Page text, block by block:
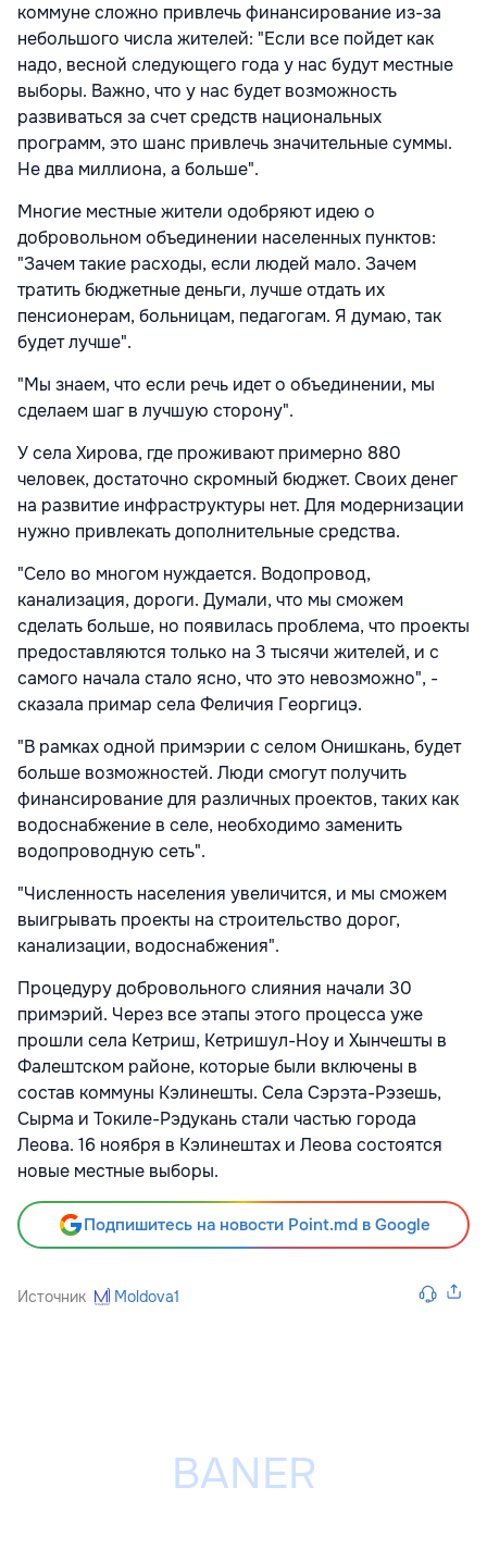
коммуне сложно привлечь финансирование из-за
небольшого числа жителей: "Если все пойдет как
надо, весной следующего года у нас будут местные
выборы. Важно, что у нас будет возможность
развиваться за счет средств национальных
программ, это шанс привлечь значительные суммы.
Не два миллиона, а больше".
Многие местные жители одобряют идею о
добровольном объединении населенных пунктов:
"Зачем такие расходы, если людей мало. Зачем
тратить бюджетные деньги, лучше отдать их
пенсионерам, больницам, педагогам. Я думаю, так
будет лучше".
"Мы знаем, что если речь идет о объединении, мы
сделаем шаг в лучшую сторону".
У села Хирова, где проживают примерно 880
человек, достаточно скромный бюджет. Своих денег
на развитие инфраструктуры нет. Для модернизации
нужно привлекать дополнительные средства.
"Село во многом нуждается. Водопровод,
канализация, дороги. Думали, что мы сможем
сделать больше, но появилась проблема, что проекты
предоставляются только на 3 тысячи жителей, и с
самого начала стало ясно, что это невозможно", -
сказала примар села Феличия Георгицэ.
"В рамках одной примэрии с селом Онишкань, будет
больше возможностей. Люди смогут получить
финансирование для различных проектов, таких как
водоснабжение в селе, необходимо заменить
водопроводную сеть".
"Численность населения увеличится, и мы сможем
выигрывать проекты на строительство дорог,
канализации, водоснабжения".
Процедуру добровольного слияния начали 30
примэрий. Через все этапы этого процесса уже
прошли села Кетриш, Кетришул-Ноу и Хынчешты в
Фалештском районе, которые были включены в
состав коммуны Кэлинешты. Села Сэрэта-Рэзешь,
Сырма и Токиле-Рэдукань стали частью города
Леова. 16 ноября в Кэлинештах и Леова состоятся
новые местные выборы.
Подпишитесь на новости Point.md в Google
Источник Moldova1